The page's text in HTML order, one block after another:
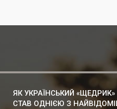
ЯК УКРАЇНСЬКИЙ «ЩЕДРИК»
СТАВ ОДНІЄЮ З